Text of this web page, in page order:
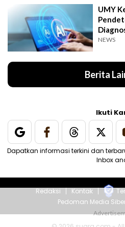
UMY
Otak
NEWS
Berita
Ikuti
Dapatkan informasi terkini dan
Inbox
Redaksi Kontak
Pedoman Media